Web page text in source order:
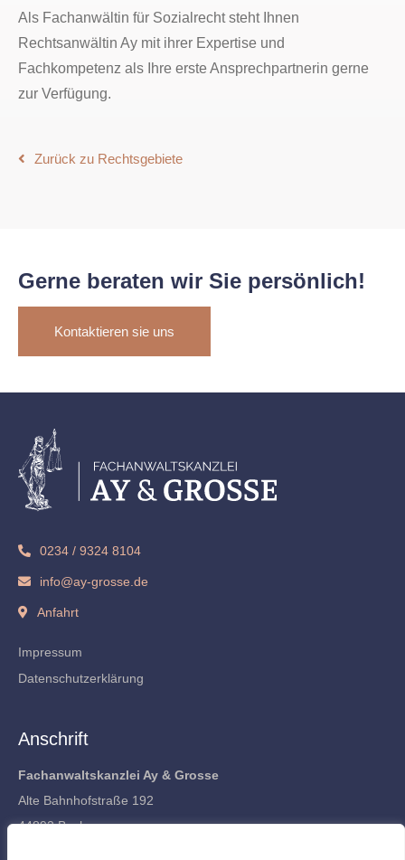
Als Fachanwältin für Sozialrecht steht Ihnen
Rechtsanwältin Ay mit ihrer Expertise und
Fachkompetenz als Ihre erste Ansprechpartnerin gerne
zur Verfügung.
Zurück zu Rechtsgebiete
Gerne beraten wir Sie persönlich!
Kontaktieren sie uns
0234 / 9324 8104
info@ay-grosse.de
Anfahrt
Impressum
Datenschutzerklärung
Anschrift
Fachanwaltskanzlei Ay & Grosse
Alte Bahnhofstraße 192
44892 Bochum